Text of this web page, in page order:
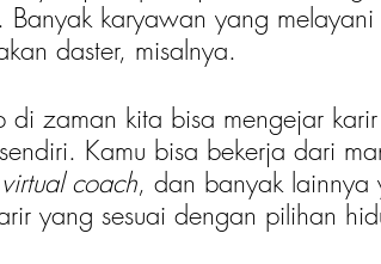
Banyak karyawan yang
daster, misalnya.
di zaman kita bisa mengejar
Kamu bisa bekerja dari
virtual coach, dan banyak lainnya
yang sesuai dengan pilihan